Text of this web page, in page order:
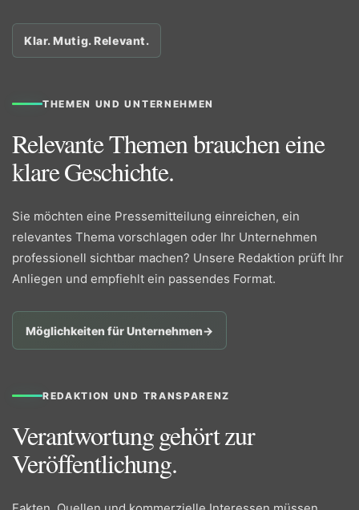
Klar. Mutig. Relevant.
THEMEN UND UNTERNEHMEN
Relevante Themen brauchen eine
klare Geschichte.
Sie möchten eine Pressemitteilung einreichen, ein
relevantes Thema vorschlagen oder Ihr Unternehmen
professionell sichtbar machen? Unsere Redaktion prüft Ihr
Anliegen und empfiehlt ein passendes Format.
Möglichkeiten für Unternehmen→
REDAKTION UND TRANSPARENZ
Verantwortung gehört zur
Veröffentlichung.